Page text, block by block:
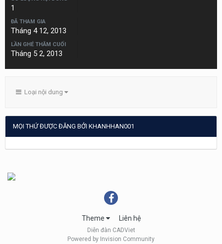
1
ĐÃ THAM GIA
Tháng 4 12, 2013
LẦN GHÉ THĂM CUỐI
Tháng 5 2, 2013
Loại nội dung
MỌI THỨ ĐƯỢC ĐĂNG BỞI KHANHHAN001
Theme Liên hệ
Diễn đàn CADViet
Powered by Invision Community